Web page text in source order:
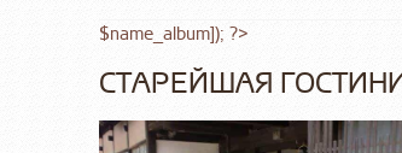
$name_album]); ?>
СТАРЕЙШАЯ